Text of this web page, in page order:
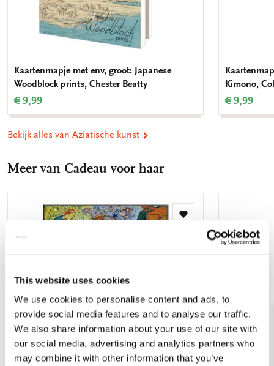
This website uses cookies
We use cookies to personalise content and ads, to
provide social media features and to analyse our traffic.
We also share information about your use of our site with
our social media, advertising and analytics partners who
may combine it with other information that you’ve
Kaartenmapje met env, groot: Japanese
Woodblock prints, Chester Beatty
€ 9,99
Kimono,
€ 9,99
Bekijk alles van Aziatische kunst
Meer van Cadeau voor haar
Toevoegen
verlanglijst